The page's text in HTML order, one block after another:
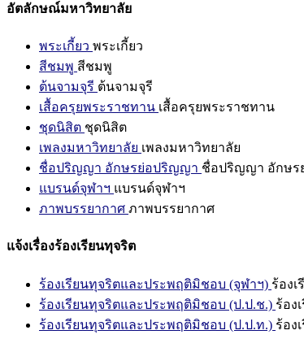
อัตลักษณ์มหาวิทยาลัย
พระเกี้ยว พระเกี้ยว
สีชมพู สีชมพู
ต้นจามจุรี ต้นจามจุรี
เสื้อครุยพระราชทาน เสื้อครุยพระราชทาน
ชุดนิสิต ชุดนิสิต
เพลงมหาวิทยาลัย เพลงมหาวิทยาลัย
ชื่อปริญญา อักษรย่อปริญญา ชื่อปริญญา อักษร
แบรนด์จุฬาฯ แบรนด์จุฬาฯ
ภาพบรรยากาศ ภาพบรรยากาศ
แจ้งเรื่องร้องเรียนทุจริต
ร้องเรียนทุจริตและประพฤติมิชอบ (จุฬาฯ) ร้อง
ร้องเรียนทุจริตและประพฤติมิชอบ (ป.ป.ช.) ร้อง
ร้องเรียนทุจริตและประพฤติมิชอบ (ป.ป.ท.) ร้อง